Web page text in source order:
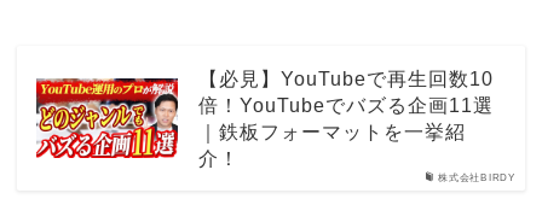
株式会社BIRDY
【必見】YouTubeで再生回数10
倍！YouTubeでバズる企画11選
｜鉄板フォーマットを一挙紹
介！